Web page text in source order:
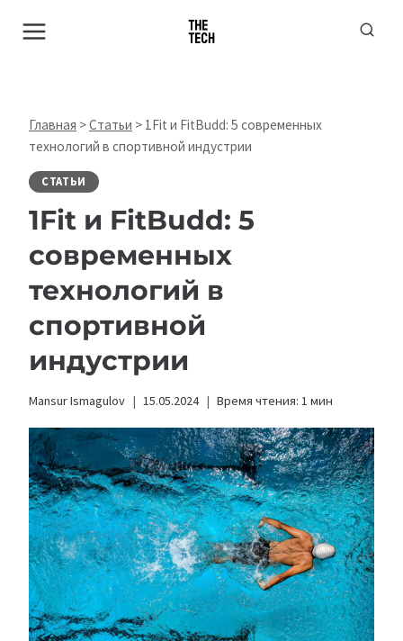
Главная >Статьи > 1Fit и FitBudd: 5 современных
технологий в спортивной индустрии
СТАТЬИ
1Fit и FitBudd: 5
современных
технологий в
спортивной
индустрии
Mansur Ismagulov 15.05.2024 Время чтения: 1 мин